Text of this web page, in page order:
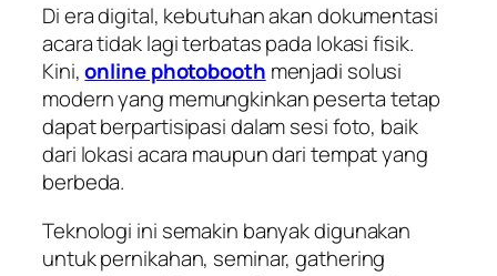
Di era digital, kebutuhan akan dokumentasi
acara tidak lagi terbatas pada lokasi fisik.
Kini,online photobooth menjadi solusi
modern yang memungkinkan peserta tetap
dapat berpartisipasi dalam sesi foto, baik
dari lokasi acara maupun dari tempat yang
berbeda.
Teknologi ini semakin banyak digunakan
untuk pernikahan, seminar, gathering